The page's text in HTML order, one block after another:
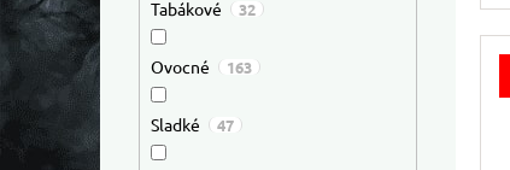
Tabákové 32
Ovocné 163
Sladké 47